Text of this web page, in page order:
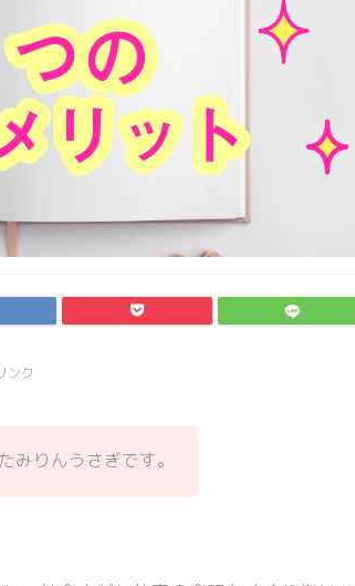
ンク
みりんうさぎです。